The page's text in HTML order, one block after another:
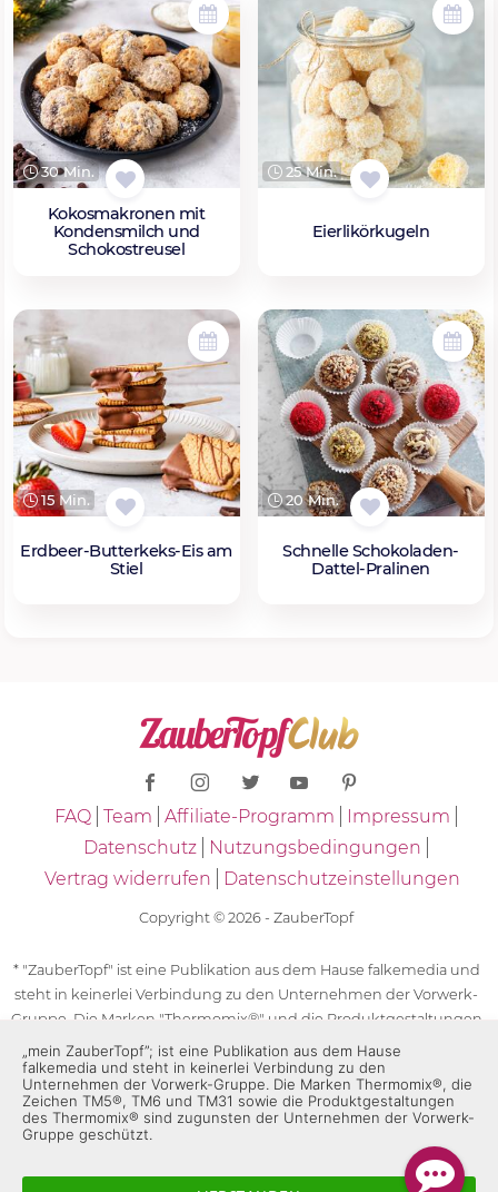
30 Min.
Kokosmakronen mit
Kondensmilch und
Schokostreusel
25 Min.
Eierlikörkugeln
15 Min.
Erdbeer-Butterkeks-Eis am
Stiel
20 Min.
Schnelle Schokoladen-
Dattel-Pralinen
FAQ Team Affiliate-Programm
Impressum
Datenschutz
Nutzungsbedingungen
Vertrag widerrufen
Datenschutzeinstellungen
Copyright © 2026 - ZauberTopf
* "ZauberTopf" ist eine Publikation aus dem Hause falkemedia und
steht in keinerlei Verbindung zu den Unternehmen der Vorwerk-
Gruppe. Die Marken "Thermomix®" und die Produktgestaltungen
des "Thermomix®" sind eingetragene Marken der Unternehmen
der Vorwerk-Gruppe. Die Marken Thermomix®, die Zeichen TM5®,
TM6 und TM31 sowie die Produktgestaltungen des Thermomix®
sind zugunsten der Unternehmen der Vorwerk-Gruppe
geschützt. Für die Rezeptangaben in "ZauberTopf" ist
„mein ZauberTopf”; ist eine Publikation aus dem Hause
falkemedia und steht in keinerlei Verbindung zu den
Unternehmen der Vorwerk-Gruppe. Die Marken Thermomix®, die
Zeichen TM5®, TM6 und TM31 sowie die Produktgestaltungen
des Thermomix® sind zugunsten der Unternehmen der Vorwerk-
Gruppe geschützt.